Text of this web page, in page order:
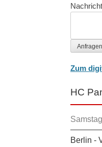
Anfragen
Zum
HC
Berlin -